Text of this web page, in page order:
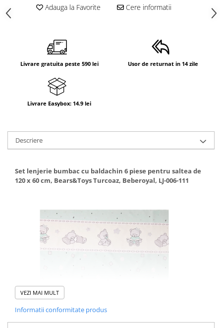
Mese de infasat BASIC 50x70 cm
Mese de infasat COMFORT 50x70
Mese de infasat COMFORT 50x80
Mese de infasat moi
Mese de infasat Ultra Light 50x70
cm
Sisteme de siguranta copii
Carusele patut
Centre de activitati
Jucarii bip-bip si chitaitoare
Jucarii de baie
Jucarii educative bebe
Jucarii muzicale
Adauga la Favorite Cere informatii
Livrare gratuita peste 590 lei Usor de returnat in 14 zile
Livrare Easybox: 14.9 lei
Descriere
Set lenjerie bumbac cu baldachin 6 piese pentru saltea de
120 x 60 cm, Bears&Toys Turcoaz, Beberoyal, LJ-006-111
VEZI MAI MULT
Informatii conformitate produs